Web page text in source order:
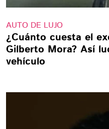
AUTO DE LUJO
¿Cuánto cuesta el
Gilberto Mora? Así
vehículo